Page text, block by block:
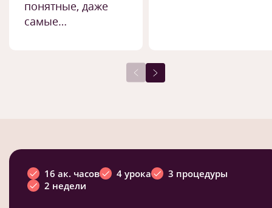
понятные, даже
самые…
16 ак. часов 4 урока
3 процедуры
2 недели